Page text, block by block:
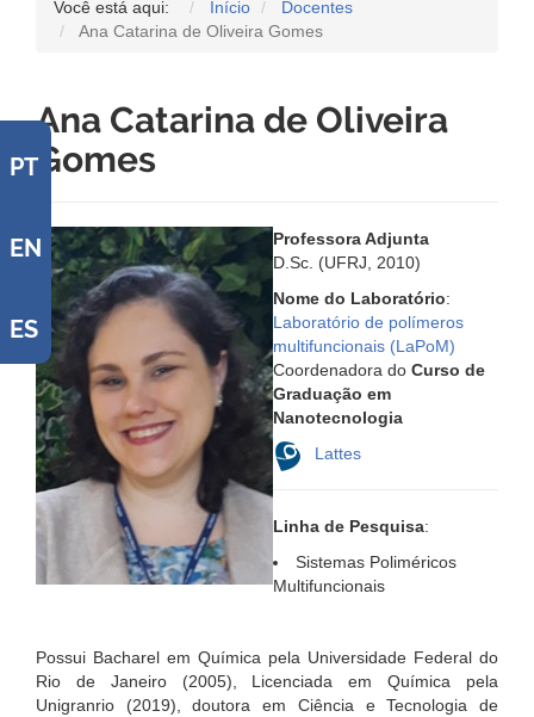
PT
EN
ES
Você está aqui: Início
Docentes
Ana Catarina de Oliveira Gomes
Ana Catarina de Oliveira
Gomes
Professora Adjunta
D.Sc. (UFRJ, 2010)
Nome do Laboratório:
Laboratório de polímeros
multifuncionais (LaPoM)
Coordenadora do Curso de
Graduação em
Nanotecnologia
Lattes
Linha de Pesquisa:
Sistemas Poliméricos
Multifuncionais
Possui Bacharel em Química pela Universidade Federal do
Rio de Janeiro (2005), Licenciada em Química pela
Unigranrio (2019), doutora em Ciência e Tecnologia de